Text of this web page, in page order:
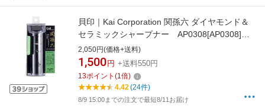
貝印｜Kai Corporation 関孫六 ダイヤモンド＆
セラミックシャープナー AP0308[AP0308]
【rb_pcp】
2,050円(価格+送料)
1,500 円 +送料550円
13ポイント (1倍)
4.42(24件)
8/9 15:00までの注文で最短8/11お届け